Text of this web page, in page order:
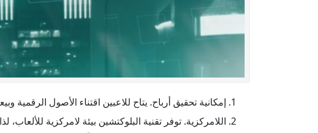
إمكانية تحقيق أرباح. يتاح للاعبين اقتناء الأصول
اللامركزية. توفر تقنية البلوكتشين بيئة لامركزية